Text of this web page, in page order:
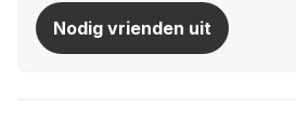
Nodig vrienden uit